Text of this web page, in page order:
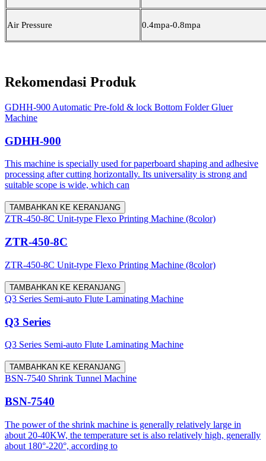
Air Pressure 0.4mpa-0.8mpa
Rekomendasi Produk
GDHH-900 Automatic Pre-fold & lock Bottom Folder Gluer
Machine
GDHH-900
This machine is specially used for paperboard shaping and adhesive
processing after cutting horizontally. Its universality is strong and
suitable scope is wide, which can
TAMBAHKAN KE KERANJANG
ZTR-450-8C Unit-type Flexo Printing Machine (8color)
ZTR-450-8C
ZTR-450-8C Unit-type Flexo Printing Machine (8color)
TAMBAHKAN KE KERANJANG
Q3 Series Semi-auto Flute Laminating Machine
Q3 Series
Q3 Series Semi-auto Flute Laminating Machine
TAMBAHKAN KE KERANJANG
BSN-7540 Shrink Tunnel Machine
BSN-7540
The power of the shrink machine is generally relatively large in
about 20-40KW, the temperature set is also relatively high, generally
about 180°-220°, according to